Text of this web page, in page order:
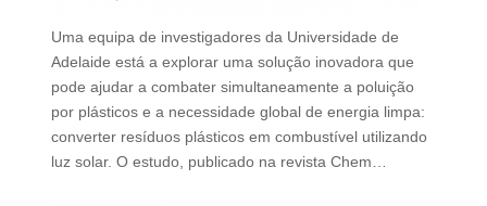
Uma equipa de investigadores da Universidade de
Adelaide está a explorar uma solução inovadora que
pode ajudar a combater simultaneamente a poluição
por plásticos e a necessidade global de energia limpa:
converter resíduos plásticos em combustível utilizando
luz solar. O estudo, publicado na revista Chem…